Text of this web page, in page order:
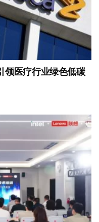
领医疗行业绿色低碳